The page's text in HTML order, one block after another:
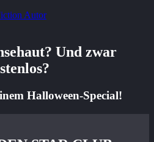
Und zwar
Halloween-Special!